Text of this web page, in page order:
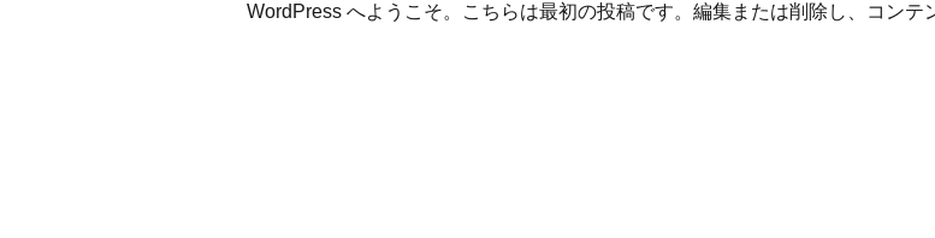
WordPress へようこそ。こちらは最初の投稿です。編集または削除し、コンテ